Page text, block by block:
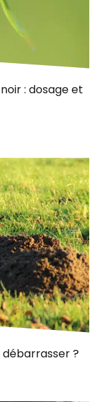
: dosage et
débarrasser ?